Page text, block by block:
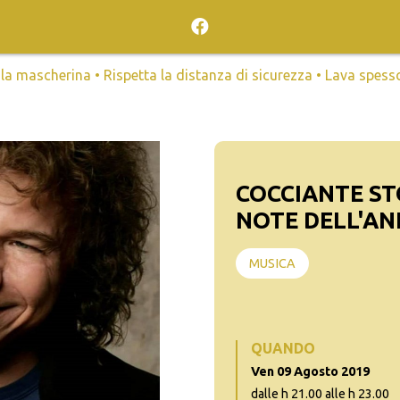
la mascherina • Rispetta la distanza di sicurezza • Lava
COCCIANTE
NOTE
MUSICA
QUANDO
Ven 09 Agosto 2019
dalle h 21.00 alle h 23.00